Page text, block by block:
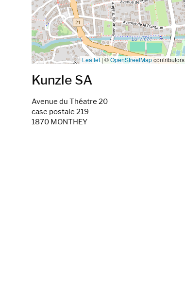
Leaflet |©OpenStreetMapcontributors
Kunzle SA
Avenue du Théatre 20
case postale 219
1870 MONTHEY